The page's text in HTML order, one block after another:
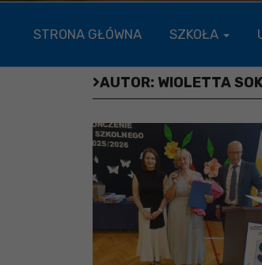
STRONA GŁÓWNA SZKOŁA
AUTOR: WIOLETTA